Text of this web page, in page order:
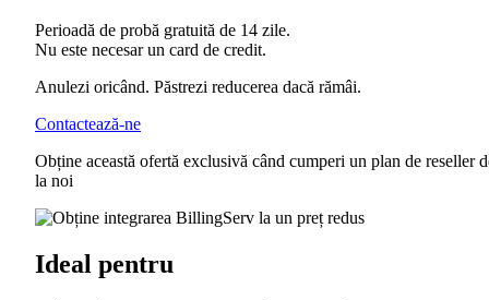
Perioadă de probă gratuită de 14 zile.
Nu este necesar un card de credit.
Anulezi oricând. Păstrezi reducerea dacă rămâi.
Contactează-ne
Obține această ofertă exclusivă când cumperi un plan de reseller
la noi
Ideal pentru